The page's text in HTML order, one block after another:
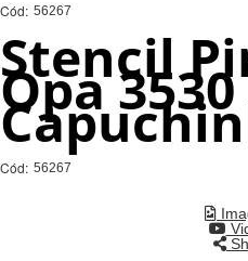
Cód: 56267
Stencil
Opa
Cód: 56267